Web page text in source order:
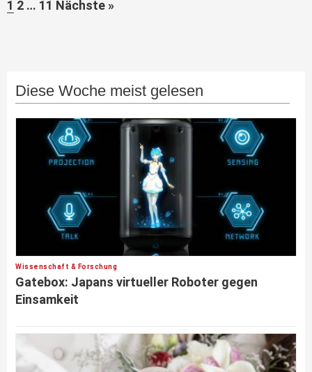
1 2 … 11 Nächste »
Diese Woche meist gelesen
Wissenschaft & Forschung
Gatebox: Japans virtueller Roboter gegen
Einsamkeit